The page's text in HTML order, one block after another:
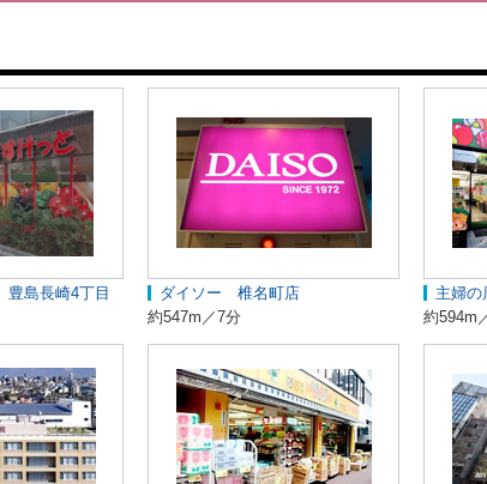
島長崎4丁目
ダイソー 椎名町店
約547m／7分
主婦の
約594m